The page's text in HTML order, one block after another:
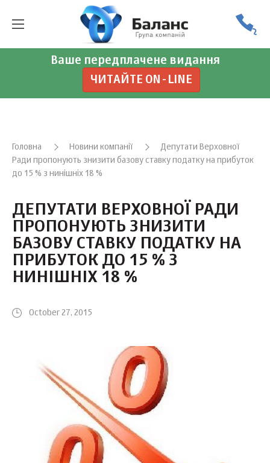
Ваше передплачене видання
ЧИТАЙТЕ ON-LINE
Головна Новини компанії
Депутати Верховної
Ради пропонують знизити базову ставку податку на прибуток
до 15 % з нинішніх 18 %
ДЕПУТАТИ ВЕРХОВНОЇ РАДИ
ПРОПОНУЮТЬ ЗНИЗИТИ
БАЗОВУ СТАВКУ ПОДАТКУ НА
ПРИБУТОК ДО 15 % З
НИНІШНІХ 18 %
October 27, 2015